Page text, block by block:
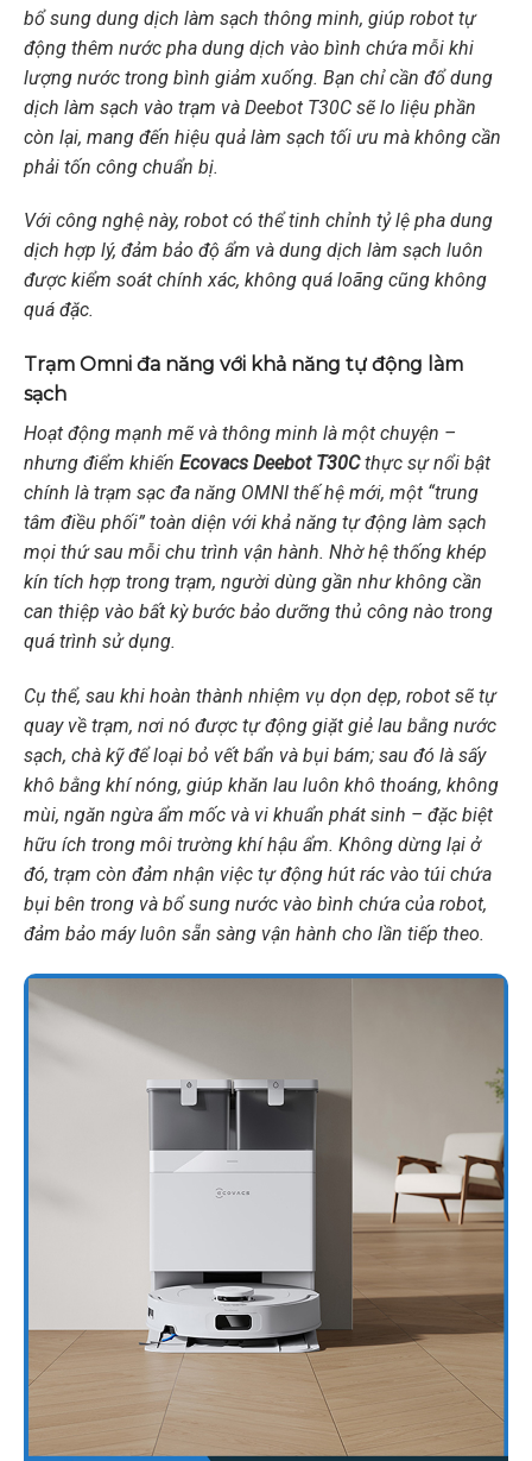
bổ sung dung dịch làm sạch thông minh, giúp robot tự
động thêm nước pha dung dịch vào bình chứa mỗi khi
lượng nước trong bình giảm xuống. Bạn chỉ cần đổ dung
dịch làm sạch vào trạm và Deebot T30C sẽ lo liệu phần
còn lại, mang đến hiệu quả làm sạch tối ưu mà không cần
phải tốn công chuẩn bị.
Với công nghệ này, robot có thể tinh chỉnh tỷ lệ pha dung
dịch hợp lý, đảm bảo độ ẩm và dung dịch làm sạch luôn
được kiểm soát chính xác, không quá loãng cũng không
quá đặc.
Trạm Omni đa năng với khả năng tự động làm
sạch
Hoạt động mạnh mẽ và thông minh là một chuyện –
nhưng điểm khiến Ecovacs Deebot T30Cthực sự nổi bật
chính là trạm sạc đa năng OMNI thế hệ mới, một “trung
tâm điều phối” toàn diện với khả năng tự động làm sạch
mọi thứ sau mỗi chu trình vận hành. Nhờ hệ thống khép
kín tích hợp trong trạm, người dùng gần như không cần
can thiệp vào bất kỳ bước bảo dưỡng thủ công nào trong
quá trình sử dụng.
Cụ thể, sau khi hoàn thành nhiệm vụ dọn dẹp, robot sẽ tự
quay về trạm, nơi nó được tự động giặt giẻ lau bằng nước
sạch, chà kỹ để loại bỏ vết bẩn và bụi bám; sau đó là sấy
khô bằng khí nóng, giúp khăn lau luôn khô thoáng, không
mùi, ngăn ngừa ẩm mốc và vi khuẩn phát sinh – đặc biệt
hữu ích trong môi trường khí hậu ẩm. Không dừng lại ở
đó, trạm còn đảm nhận việc tự động hút rác vào túi chứa
bụi bên trong và bổ sung nước vào bình chứa của robot,
đảm bảo máy luôn sẵn sàng vận hành cho lần tiếp theo.